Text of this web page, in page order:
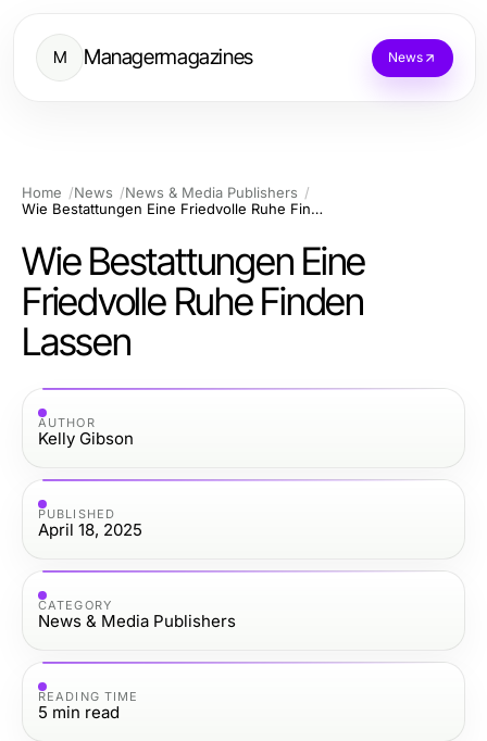
M Managermagazines News
Home News
News & Media Publishers
Wie Bestattungen Eine Friedvolle Ruhe Finden Lassen
Wie Bestattungen Eine
Friedvolle Ruhe Finden
Lassen
AUTHOR
Kelly Gibson
PUBLISHED
April 18, 2025
CATEGORY
News & Media Publishers
READING TIME
5 min read